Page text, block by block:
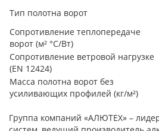
Тип полотна ворот
Сопротивление теплопередаче
ворот (м² °С/Вт)
Сопротивление ветровой нагрузке
(EN 12424)
Масса полотна ворот без
усиливающих профилей (кг/м²)
Группа компаний «АЛЮТЕХ» –